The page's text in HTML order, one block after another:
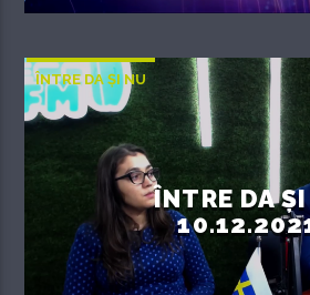
ÎNTRE DA ȘI NU
ÎNTRE DA